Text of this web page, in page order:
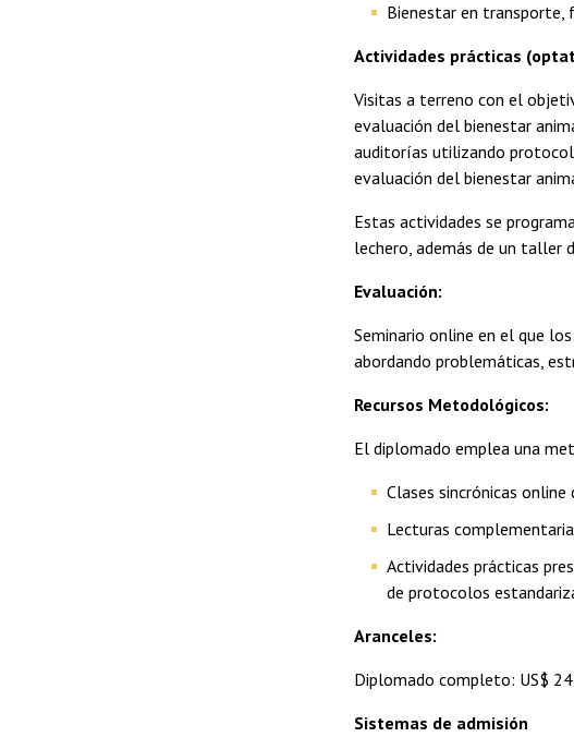
Bienestar en transporte,
Actividades prácticas
Visitas a terreno con el
evaluación del bienestar
auditorías utilizando
evaluación del bienestar
Estas actividades se
lechero, además de un taller
Evaluación:
Seminario online en el que
abordando problemáticas,
Recursos Metodológicos:
El diplomado emplea una
Clases sincrónicas online
Lecturas
Actividades prácticas
de protocolos
Aranceles:
Diplomado completo: US$
Sistemas de admisión